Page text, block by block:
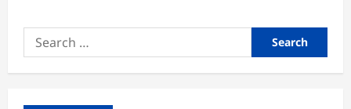
Search
for: